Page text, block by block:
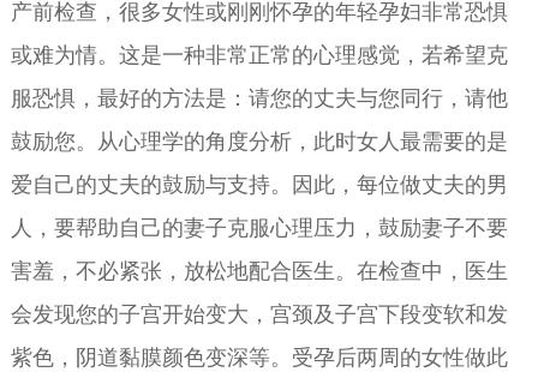
产前检查，很多女性或刚刚怀孕的年轻孕妇非常恐惧
或难为情。这是一种非常正常的心理感觉，若希望克
服恐惧，最好的方法是：请您的丈夫与您同行，请他
鼓励您。从心理学的角度分析，此时女人最需要的是
爱自己的丈夫的鼓励与支持。因此，每位做丈夫的男
人，要帮助自己的妻子克服心理压力，鼓励妻子不要
害羞，不必紧张，放松地配合医生。在检查中，医生
会发现您的子宫开始变大，宫颈及子宫下段变软和发
紫色，阴道黏膜颜色变深等。受孕后两周的女性做此